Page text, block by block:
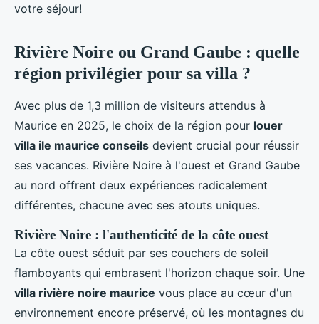
votre séjour!
Rivière Noire ou Grand Gaube : quelle
région privilégier pour sa villa ?
Avec plus de 1,3 million de visiteurs attendus à
Maurice en 2025, le choix de la région pour louer
villa ile maurice conseils devient crucial pour réussir
ses vacances. Rivière Noire à l'ouest et Grand Gaube
au nord offrent deux expériences radicalement
différentes, chacune avec ses atouts uniques.
Rivière Noire : l'authenticité de la côte ouest
La côte ouest séduit par ses couchers de soleil
flamboyants qui embrasent l'horizon chaque soir. Une
villa rivière noire maurice vous place au cœur d'un
environnement encore préservé, où les montagnes du